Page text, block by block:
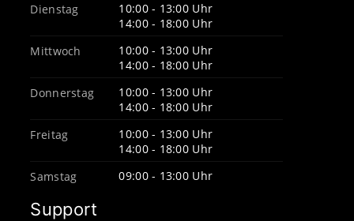
Dienstag
10:00 - 13:00 Uhr
14:00 - 18:00 Uhr
Mittwoch
10:00 - 13:00 Uhr
14:00 - 18:00 Uhr
Donnerstag
10:00 - 13:00 Uhr
14:00 - 18:00 Uhr
Freitag
10:00 - 13:00 Uhr
14:00 - 18:00 Uhr
Samstag
09:00 - 13:00 Uhr
Support